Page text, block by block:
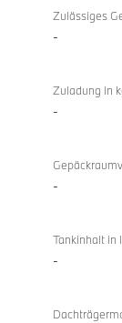
Zulässiges
-
Zuladung in
-
-
Tankinhalt in l
-